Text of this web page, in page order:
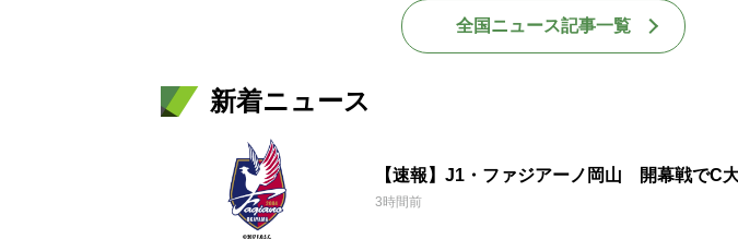
全国ニュース記事一覧
新着ニュース
【速報】J1・ファジアーノ岡山 開幕戦でC
3時間前